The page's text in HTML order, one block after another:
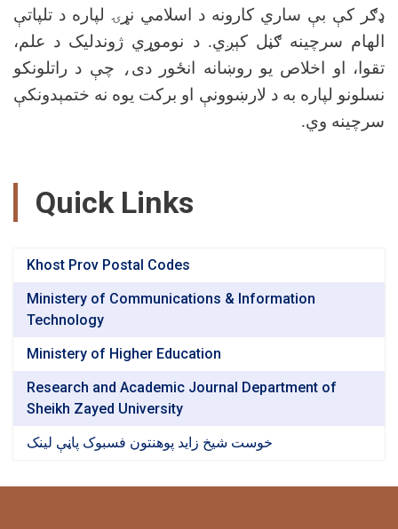
ډګر کې بې ساري کارونه د اسلامي نړۍ لپاره د تلپاتې
الهام سرچینه ګڼل کېږي. د نوموړي ژوندلیک د علم،
تقوا، او اخلاص یو روښانه انځور دی،
چې د راتلونکو
نسلونو لپاره به د لارښوونې او برکت یوه نه ختمېدونکې
سرچینه وي.
Quick Links
Khost Prov Postal Codes
Ministery of Communications & Information
Technology
Ministery of Higher Education
Research and Academic Journal Department of
Sheikh Zayed University
خوست شیخ زاید پوهنتون فسبوک پاڼې لینک